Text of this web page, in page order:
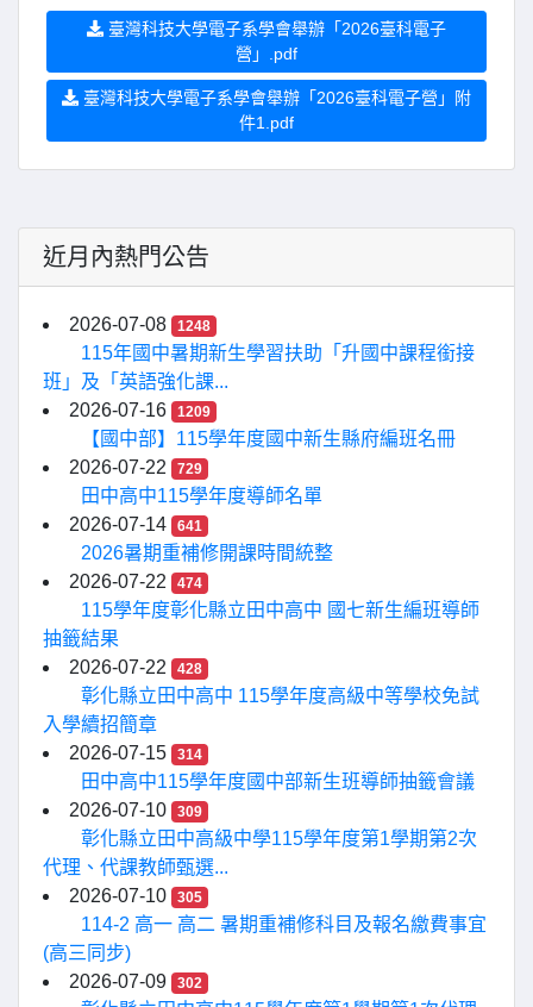
臺灣科技大學電子系學會舉辦「2026臺科電子
營」.pdf
臺灣科技大學電子系學會舉辦「2026臺科電子營」附
件1.pdf
近月內熱門公告
2026-07-08 1248
115年國中暑期新生學習扶助「升國中課程銜接
班」及「英語強化課...
2026-07-16
1209
【國中部】115學年度國中新生縣府編班名冊
2026-07-22
729
田中高中115學年度導師名單
2026-07-14
641
2026暑期重補修開課時間統整
2026-07-22
474
115學年度彰化縣立田中高中 國七新生編班導師
抽籤結果
2026-07-22
428
彰化縣立田中高中 115學年度高級中等學校免試
入學續招簡章
2026-07-15
314
田中高中115學年度國中部新生班導師抽籤會議
2026-07-10
309
彰化縣立田中高級中學115學年度第1學期第2次
代理、代課教師甄選...
2026-07-10
305
114-2 高一 高二 暑期重補修科目及報名繳費事宜
(高三同步)
2026-07-09
302